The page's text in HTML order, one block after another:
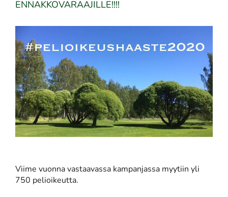
ENNAKKOVARAAJILLE!!!!
Viime vuonna vastaavassa kampanjassa myytiin yli
750 pelioikeutta.